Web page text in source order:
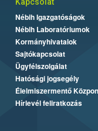
Nébih Igazgatóságok
Nébih Laboratóriumok
Kormányhivatalok
Sajtókapcsolat
Ügyfélszolgálat
Hatósági jogsegély
Élelmiszermentő
Hírlevél feliratkozás